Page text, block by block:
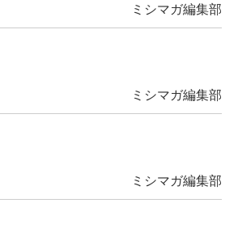
ミシマガ編集部
ミシマガ編集部
ミシマガ編集部